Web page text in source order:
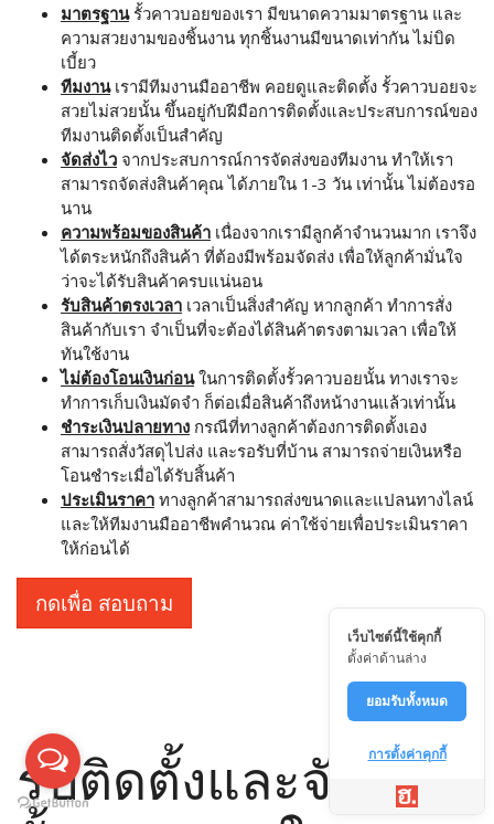
มาตรฐานรั้วคาวบอยของเรา มีขนาดความมาตรฐาน และ
ความสวยงามของชิ้นงาน ทุกชิ้นงานมีขนาดเท่ากัน ไม่บิด
เบี้ยว
ทีมงานเรามีทีมงานมืออาชีพ คอยดูและติดตั้ง รั้วคาวบอยจะ
สวยไม่สวยนั้น ขึ้นอยู่กับฝีมือการติดตั้งและประสบการณ์ของ
ทีมงานติดตั้งเป็นสำคัญ
จัดส่งไว จากประสบการณ์การจัดส่งของทีมงาน ทำให้เรา
สามารถจัดส่งสินค้าคุณ ได้ภายใน 1-3 วัน เท่านั้น ไม่ต้องรอ
นาน
ความพร้อมของสินค้า เนื่องจากเรามีลูกค้าจำนวนมาก เราจึง
ได้ตระหนักถึงสินค้า ที่ต้องมีพร้อมจัดส่ง เพื่อให้ลูกค้ามั่นใจ
ว่าจะได้รับสินค้าครบแน่นอน
รับสินค้าตรงเวลา เวลาเป็นสิ่งสำคัญ หากลูกค้า ทำการสั่ง
สินค้ากับเรา จำเป็นที่จะต้องได้สินค้าตรงตามเวลา เพื่อให้
ทันใช้งาน
ไม่ต้องโอนเงินก่อนในการติดตั้งรั้วคาวบอยนั้น ทางเราจะ
ทำการเก็บเงินมัดจำ ก็ต่อเมื่อสินค้าถึงหน้างานแล้วเท่านั้น
ชำระเงินปลายทาง กรณีที่ทางลูกค้าต้องการติดตั้งเอง
สามารถสั่งวัสดุไปส่ง และรอรับที่บ้าน สามารถจ่ายเงินหรือ
โอนชำระเมื่อได้รับสิ้นค้า
ประเมินราคา ทางลูกค้าสามารถส่งขนาดและแปลนทางไลน์
และให้ทีมงานมืออาชีพคำนวณ ค่าใช้จ่ายเพื่อประเมินราคา
ให้ก่อนได้
กดเพื่อ สอบถาม
รับติดตั้งและจัดส่ง
เว็บไซต์นี้ใช้คุกกี้
ตั้งค่าด้านล่าง
ยอมรับทั้งหมด
การตั้งค่าคุกกี้